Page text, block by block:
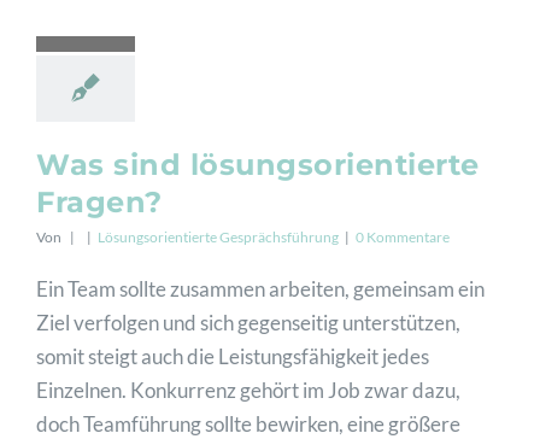
Was sind lösungsorientierte
Fragen?
Von | | Lösungsorientierte Gesprächsführung | 0 Kommentare
Ein Team sollte zusammen arbeiten, gemeinsam ein
Ziel verfolgen und sich gegenseitig unterstützen,
somit steigt auch die Leistungsfähigkeit jedes
Einzelnen. Konkurrenz gehört im Job zwar dazu,
doch Teamführung sollte bewirken, eine größere